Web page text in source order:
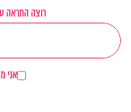
רוצה התראה
אני